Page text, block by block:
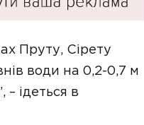
Пруту, Сірету
води на 0,2-0,7 м
– ідеться в